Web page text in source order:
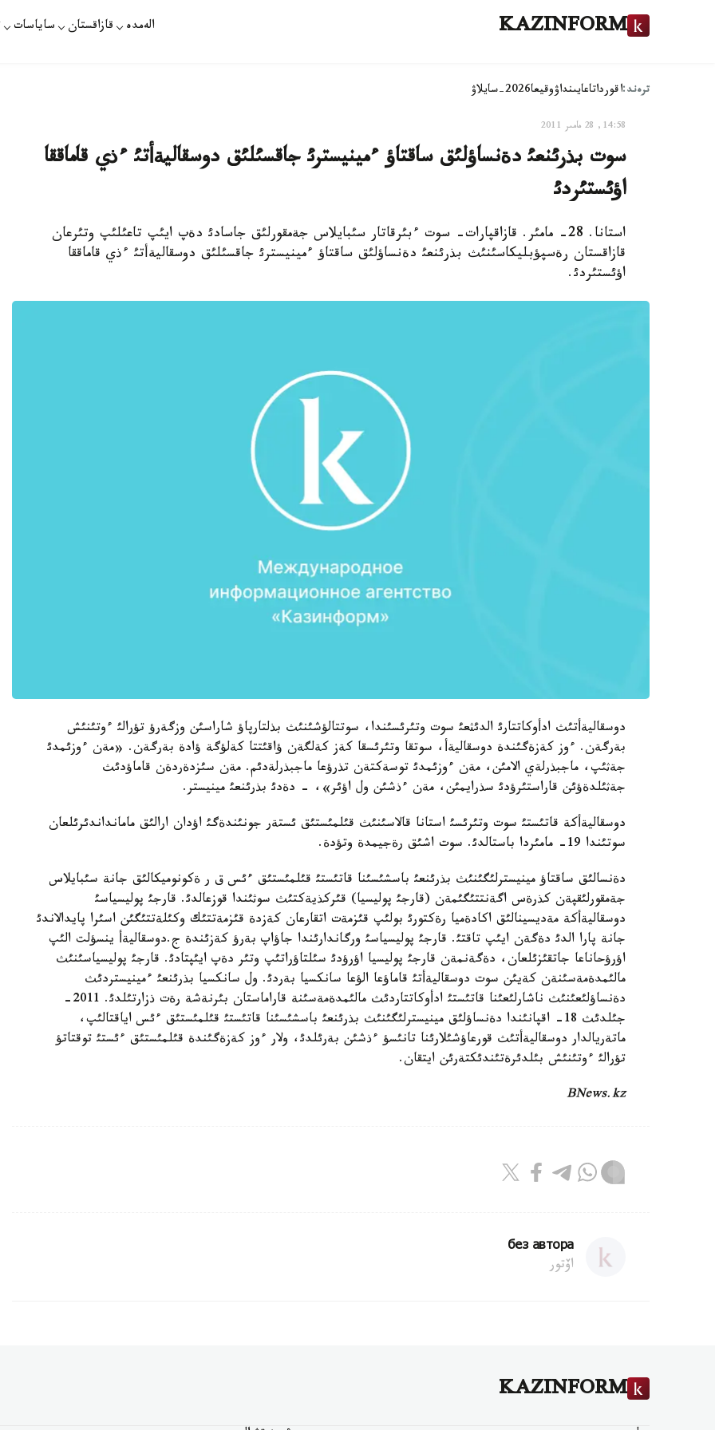
KAZINFORM الەمدە قازاقستان ساياسات
ترەند:اقورداتاعايىنداۋوقيعا2026-سايلاۋ
14:58, 28 مامىر 2011
سوت بذرئنعئ دةنساؤلئق ساقتاؤ ءمينيسترئ جاقسئلئق دوسقاليةأتئ ءذي قاماققا
اؤئستئردئ
استانا. 28- مامئر. قازاقپارات- سوت ءبئرقاتار سئبايلاس جةمقورلئق جاسادئ دةپ ايئپ تاعئلئپ وتئرعان
قازاقستان رةسپؤبليكاسئنئث بذرئنعئ دةنساؤلئق ساقتاؤ ءمينيسترئ جاقسئلئق دوسقاليةأتئ ءذي قاماققا
اؤئستئردئ.
دوسقاليةأتئث ادأوكاتتارئ الدئثعئ سوت وتئرئسئندا، سوتتالؤشئنئث بذلتارپاؤ شاراسئن وزگةرؤ تؤرالئ ءوتئنئش
بةرگةن. ءوز كةزةگئندة دوسقاليةأ، سوتقا وتئرئسقا كةز كةلگةن ؤاقئتتا كةلؤگة ؤادة بةرگةن. «مةن ءوزئمدئ
جةثئپ، ماجبذرلةي الامئن، مةن ءوزئمدئ توسةكتةن تذرؤعا ماجبذرلةدئم. مةن سئزدةردةن قاماؤدئث
جةثئلدةؤئن قاراستئرؤدئ سذرايمئن، مةن ءذشئن ول اؤئر»، - دةدئ بذرئنعئ مينيستر.
دوسقاليةأكة قاتئستئ سوت وتئرئسئ استانا قالاسئنئث قئلمئستئق ئستةر جونئندةگئ اؤدان ارالئق مامانداندئرئلعان
سوتئندا 19- مامئردا باستالدئ. سوت اشئق رةجيمدة وتؤدة.
دةنسالئق ساقتاؤ مينيسترلئگئنئث بذرئنعئ باسشئسئنا قاتئستئ قئلمئستئق ءئس ق ر ةكونوميكالئق جانة سئبايلاس
جةمقورلئقپةن كذرةس اگةنتتئگئمةن (قارجئ پوليسيا) قئركذيةكتئث سوثئندا قوزعالدئ. قارجئ پوليسياسئ
دوسقاليةأكة مةديسينالئق اكادةميا رةكتورئ بولئپ قئزمةت اتقارعان كةزدة قئزمةتتئك وكئلةتتئگئن اسئرا پايدالاندئ
جانة پارا الدئ دةگةن ايئپ تاقتئ. قارجئ پوليسياسئ ورگاندارئندا جاؤاپ بةرؤ كةزئندة ج.دوسقاليةأ ينسؤلت الئپ
اؤرؤحاناعا جاتقئزئلعان، دةگةنمةن قارجئ پوليسيا اؤرؤدئ سئلتاؤراتئپ وتئر دةپ ايئپتادئ. قارجئ پوليسياسئنئث
مالئمدةمةسئنةن كةيئن سوت دوسقاليةأتئ قاماؤعا الؤعا سانكسيا بةردئ. ول سانكسيا بذرئنعئ ءمينيستردئث
دةنساؤلئعئنئث ناشارلئعئنا قاتئستئ ادأوكاتتاردئث مالئمدةمةسئنة قاراماستان بئرنةشة رةت ذزارتئلدئ. 2011-
جئلدئث 18- اقپانئندا دةنساؤلئق مينيسترلئگئنئث بذرئنعئ باسشئسئنا قاتئستئ قئلمئستئق ءئس اياقتالئپ،
ماتةريالدار دوسقاليةأتئث قورعاؤشئلارئنا تانئسؤ ءذشئن بةرئلدئ، ولار ءوز كةزةگئندة قئلمئستئق ءئستئ توقتاتؤ
تؤرالئ ءوتئنئش بئلدئرةتئندئكتةرئن ايتقان.
BNews.kz
без автора
اۆتور
KAZINFORM